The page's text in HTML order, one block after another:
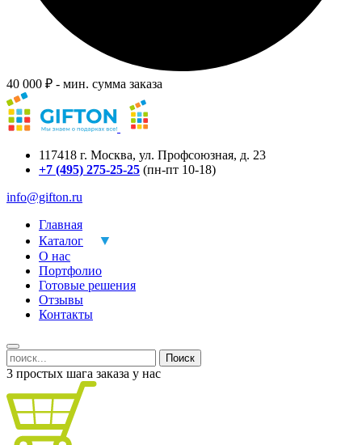
40 000 ₽ - мин. сумма заказа
117418 г. Москва, ул. Профсоюзная, д. 23
+7 (495) 275-25-25 (пн-пт 10-18)
info@gifton.ru
Главная
Каталог
О нас
Портфолио
Готовые решения
Отзывы
Контакты
Поиск
3 простых шага заказа у нас